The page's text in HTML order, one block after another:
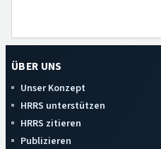
ÜBER UNS
Unser Konzept
HRRS unterstützen
HRRS zitieren
Publizieren